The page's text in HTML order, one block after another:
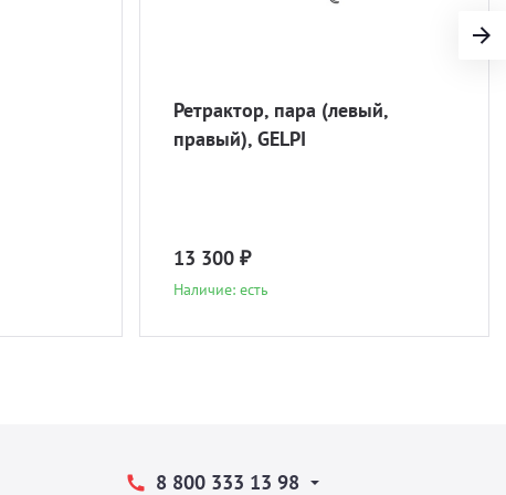
Ретрактор, пара (левый,
правый), GELPI
13 300 ₽
Наличие: есть
8 800 333 13 98